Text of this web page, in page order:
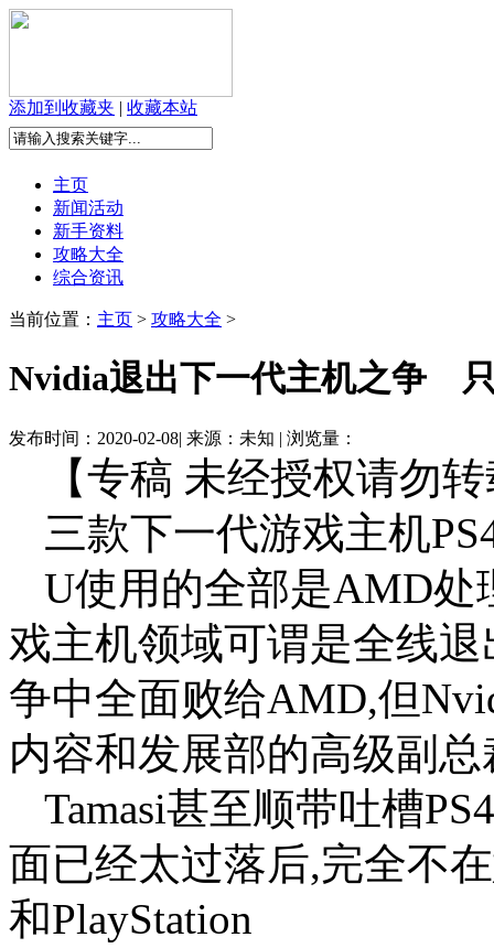
添加到收藏夹 | 收藏本站
主页
新闻活动
新手资料
攻略大全
综合资讯
当前位置： 主页 > 攻略大全 >
Nvidia退出下一代主机之争
发布时间：2020-02-08| 来源：未知 | 浏览量：
【专稿 未经授权请勿
三款下一代游戏主机
U使用的全部是AMD处
戏主机领域可谓是全线
争中全面败给AMD,但
内容和发展部的高级副总
Tamasi甚至顺带吐槽
面已经太过落后,完全不
和PlayStation